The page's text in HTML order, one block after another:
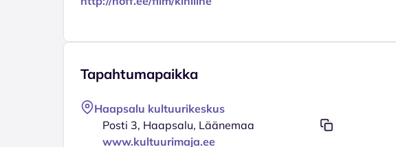
Tapahtumapaikka
Haapsalu kultuurikeskus
Posti 3, Haapsalu, Läänemaa
www.kultuurimaja.ee